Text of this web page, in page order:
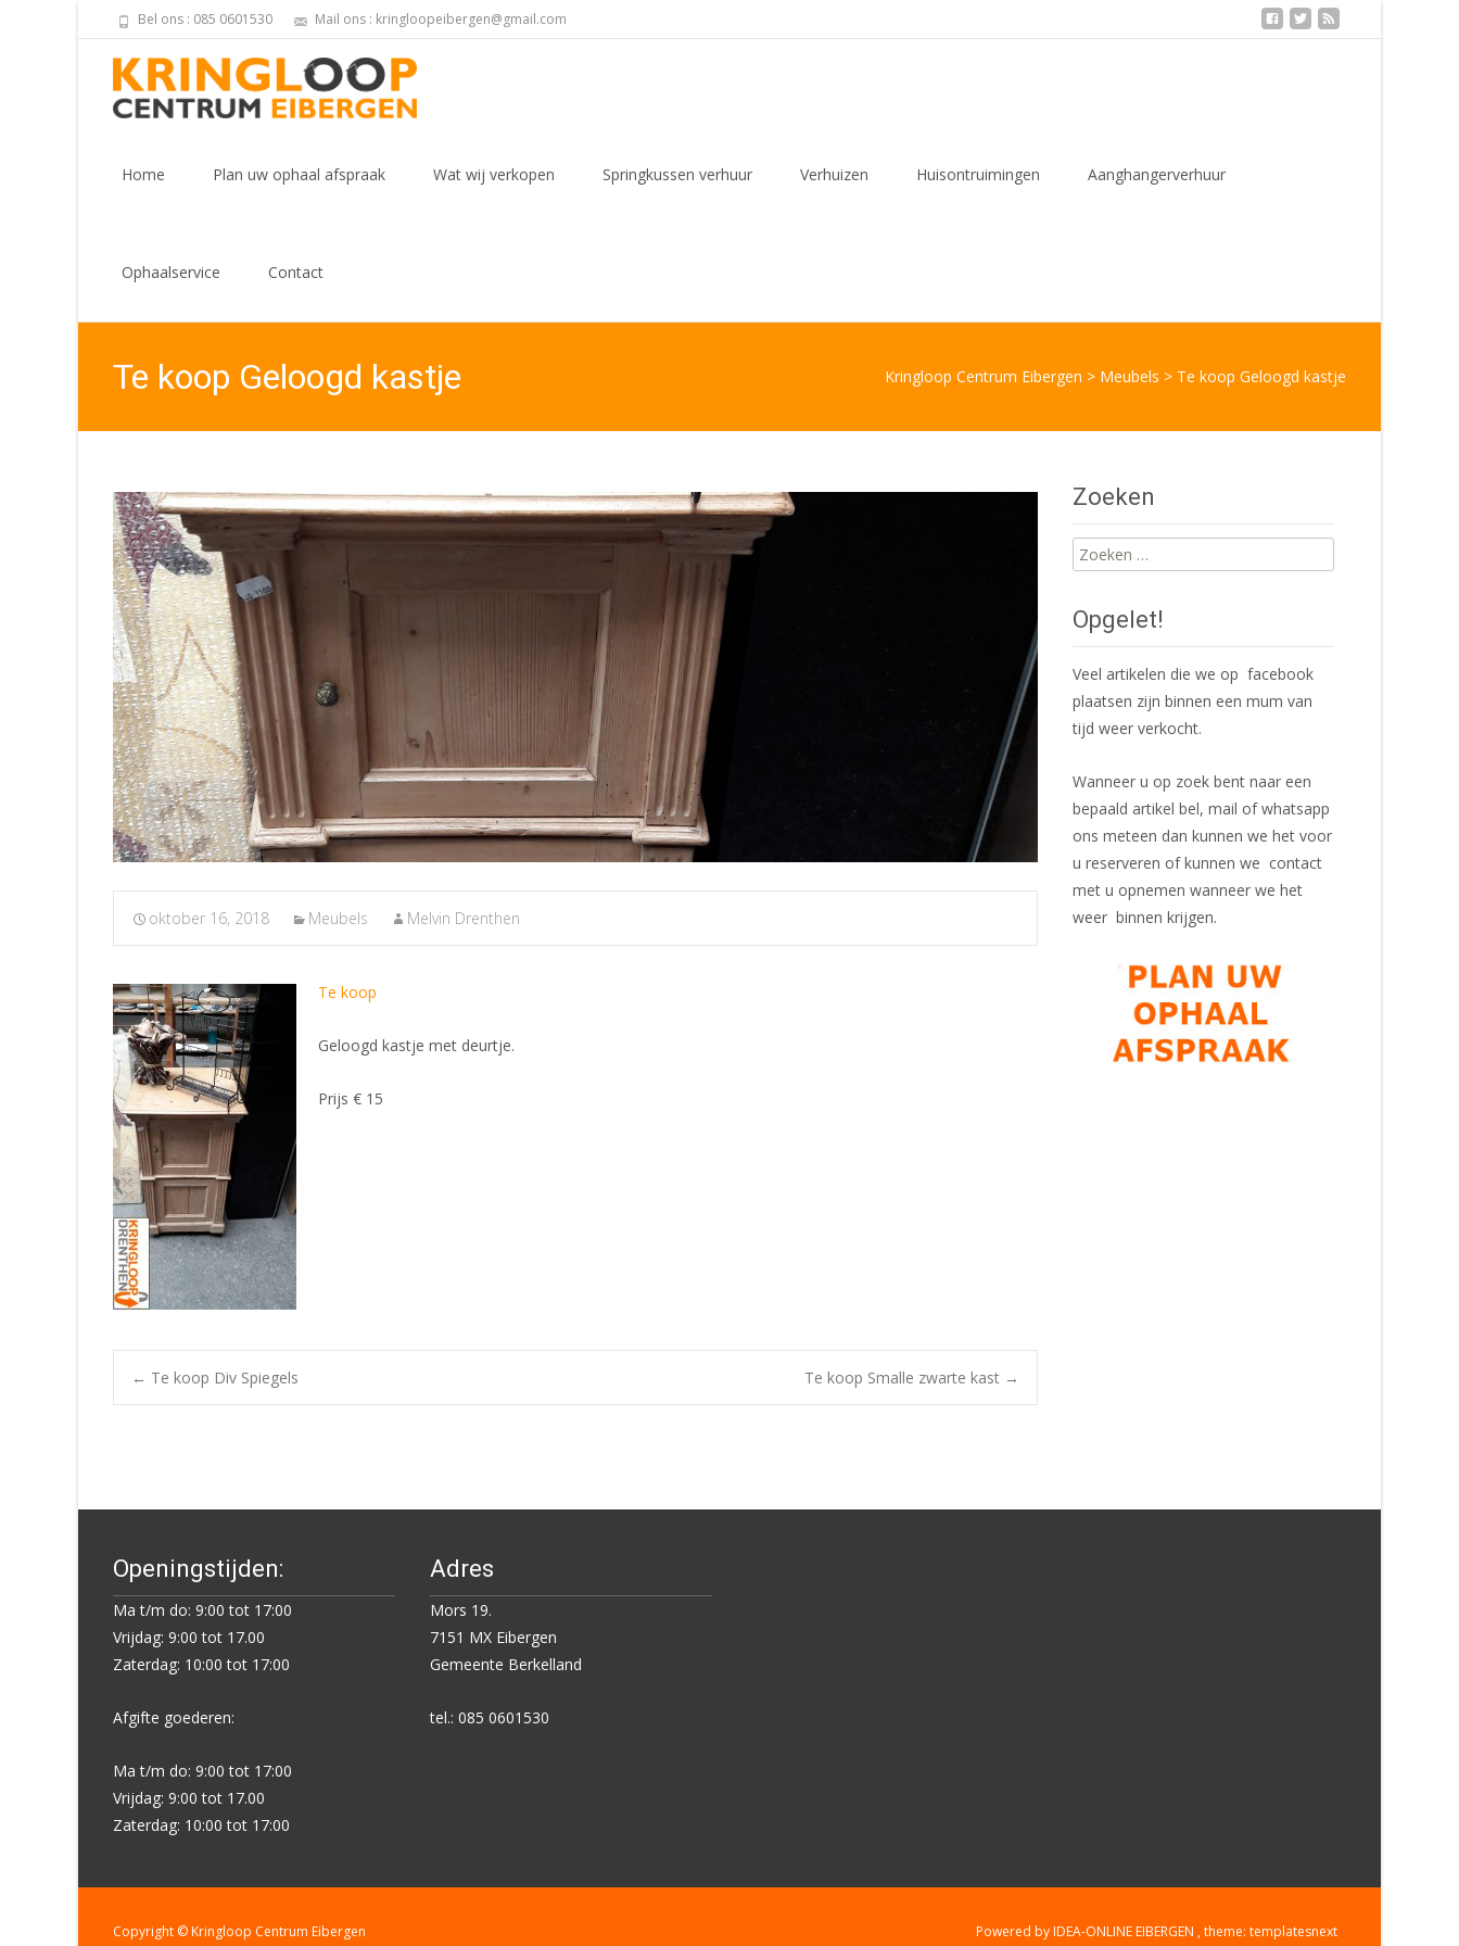
Bel ons : 085 0601530 Mail ons : kringloopeibergen@gmail.com
Home Plan uw ophaal afspraak Wat wij verkopen Springkussen verhuur Verhuizen Huisontruimingen Aanghangerverhuur
Ophaalservice Contact
Te koop Geloogd kastje Kringloop Centrum Eibergen > Meubels > Te koop Geloogd kastje
oktober 16, 2018 Meubels Melvin Drenthen
Te koop
Geloogd kastje met deurtje.
Prijs € 15
Post
← Te koop Div Spiegels Te koop Smalle zwarte kast →
Zoeken
Zoeken
naar:
Opgelet!
Veel artikelen die we op facebook
plaatsen zijn binnen een mum van
tijd weer verkocht.
Wanneer u op zoek bent naar een
bepaald artikel bel, mail of whatsapp
ons meteen dan kunnen we het voor
u reserveren of kunnen we contact
met u opnemen wanneer we het
weer binnen krijgen.
Openingstijden:
Ma t/m do: 9:00 tot 17:00
Vrijdag: 9:00 tot 17.00
Zaterdag: 10:00 tot 17:00
Afgifte goederen:
Ma t/m do: 9:00 tot 17:00
Vrijdag: 9:00 tot 17.00
Zaterdag: 10:00 tot 17:00
Adres
Mors 19.
7151 MX Eibergen
Gemeente Berkelland
tel.: 085 0601530
Copyright © Kringloop Centrum Eibergen Powered by IDEA-ONLINE EIBERGEN , theme: templatesnext